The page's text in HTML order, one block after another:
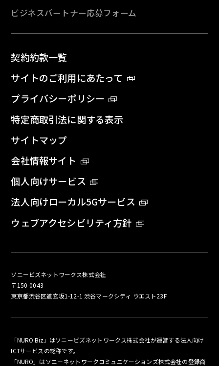
ビジネスパートナー応募フォーム
契約約款一覧
サイトのご利用にあたって
プライバシーポリシー
特定商取引法に関する表示
サイトマップ
会社情報サイト
個人向けサービス
法人向けローカル5Gサービス
ウェブアクセシビリティ方針
ソニービズネットワークス株式会社
〒150-0043
東京都渋谷区道玄坂1-12-1 渋谷マークシティ ウエスト23F
「NURO Biz」はソニービズネットワークス株式会社が運営する法人向け
ICTサービスの総称です。
「NURO」はソニーネットワークコミュニケーションズ株式会社の登録商